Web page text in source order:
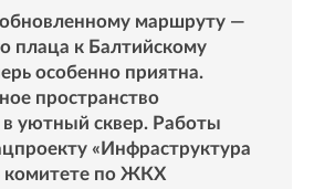
маршруту —
плаца к Балтийскому
особенно приятна.
пространство
в уютный сквер. Работы
«Инфраструктура
комитете по ЖКХ